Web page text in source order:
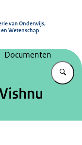
van Onderwijs,
en Wetenschap
Documenten